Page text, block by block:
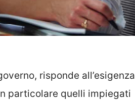
risponde all’esigenza
particolare quelli impiegati